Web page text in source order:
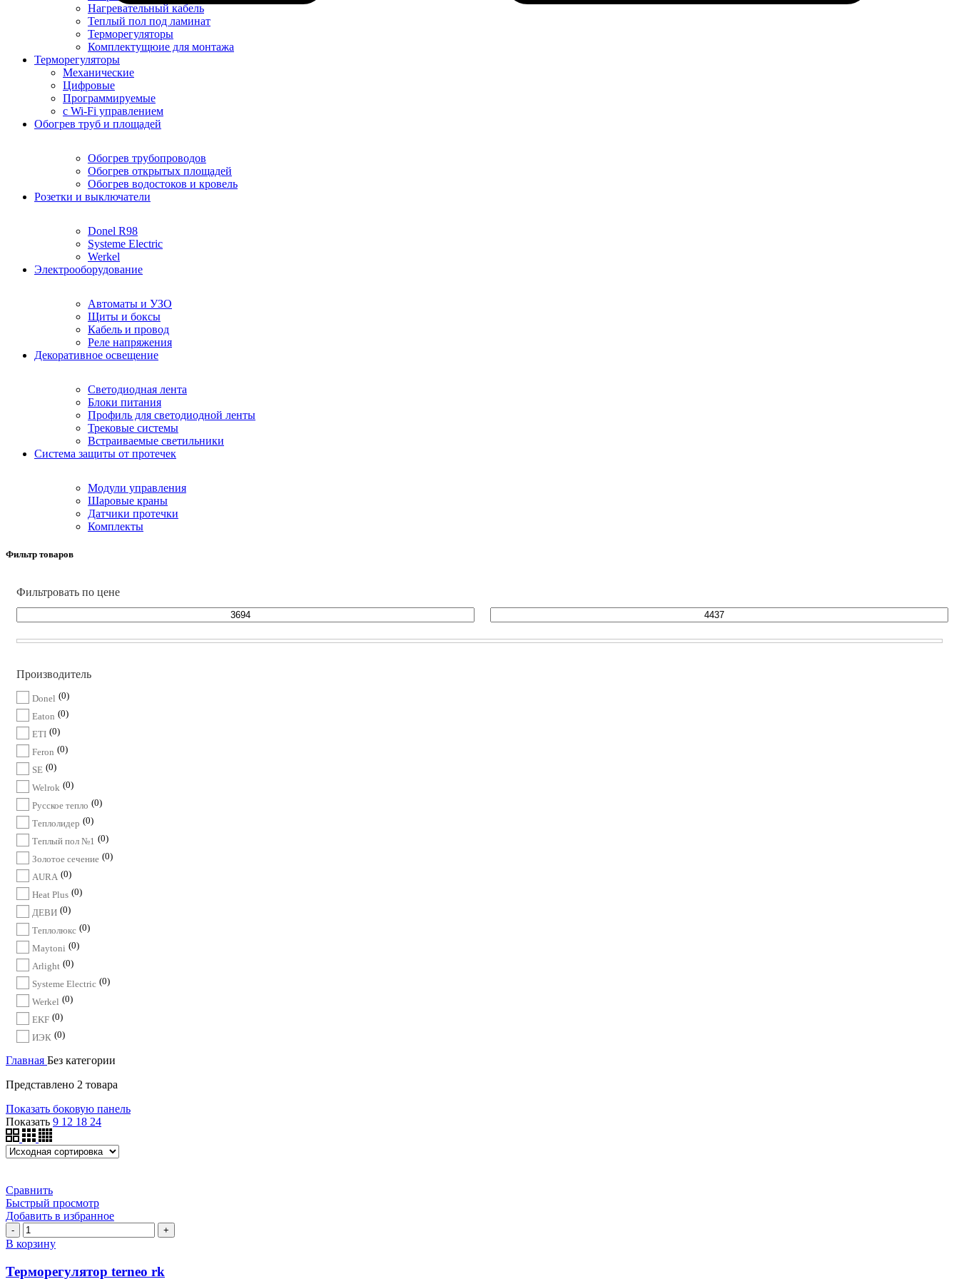
Нагревательный кабель
Теплый пол под ламинат
Терморегуляторы
Комплектущюие для монтажа
Терморегуляторы
Механические
Цифровые
Программируемые
с Wi-Fi управлением
Обогрев труб и площадей
Обогрев трубопроводов
Обогрев открытых площадей
Обогрев водостоков и кровель
Розетки и выключатели
Donel R98
Systeme Electric
Werkel
Электрооборудование
Автоматы и УЗО
Щиты и боксы
Кабель и провод
Реле напряжения
Декоративное освещение
Светодиодная лента
Блоки питания
Профиль для светодиодной ленты
Трековые системы
Встраиваемые светильники
Cистема защиты от протечек
Модули управления
Шаровые краны
Датчики протечки
Комплекты
Фильтр товаров
Фильтровать по цене
Производитель
Donel 0
Eaton 0
ETI 0
Feron 0
SE 0
Welrok 0
Русское тепло 0
Теплолидер 0
Теплый пол №1 0
Золотое сечение 0
AURA 0
Heat Plus 0
ДЕВИ 0
Теплолюкс 0
Maytoni 0
Arlight 0
Systeme Electric 0
Werkel 0
EKF 0
ИЭК 0
Главная Без категории
Представлено 2 товара
Показать боковую панель
Показать 9 12 18 24
Сравнить
Быстрый просмотр
Добавить в избранное
Количество
товара
Терморегулятор
В корзину
Терморегулятор terneo rk